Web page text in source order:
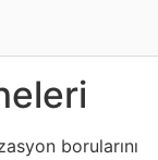
borularını